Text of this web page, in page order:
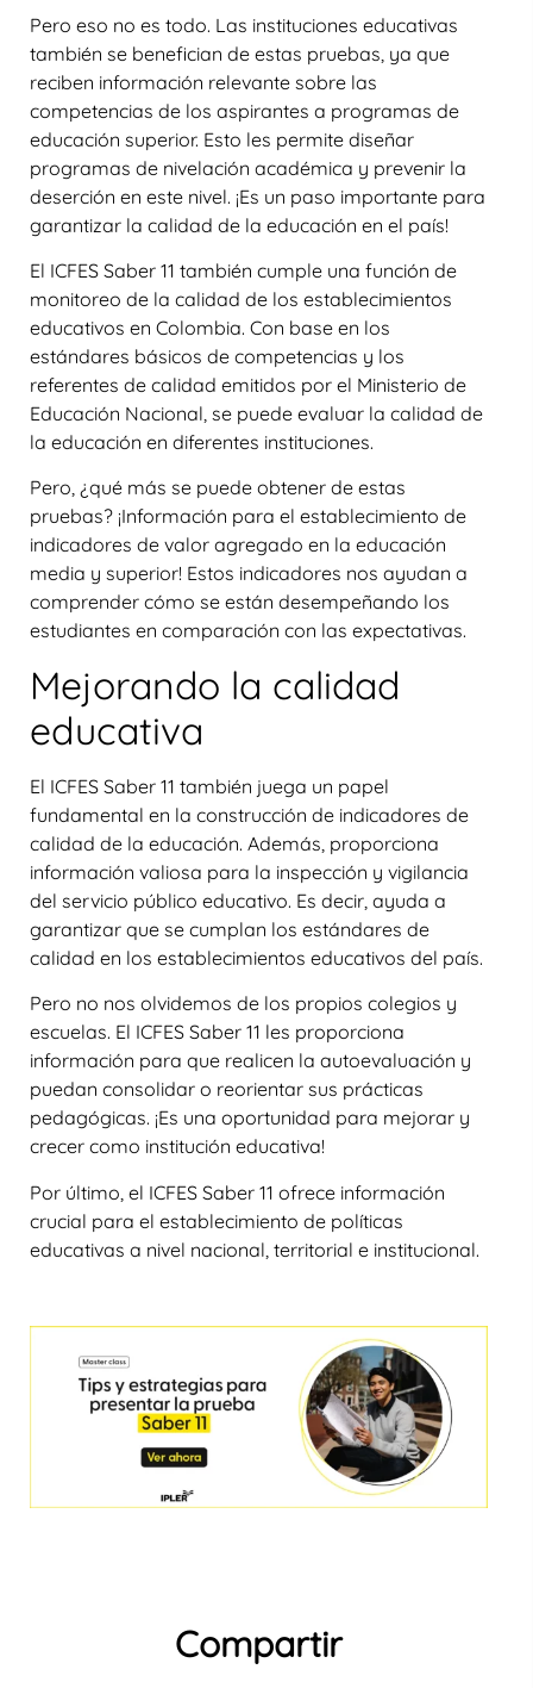
Pero eso no es todo. Las instituciones educativas
también se benefician de estas pruebas, ya que
reciben información relevante sobre las
competencias de los aspirantes a programas de
educación superior. Esto les permite diseñar
programas de nivelación académica y prevenir la
deserción en este nivel. ¡Es un paso importante para
garantizar la calidad de la educación en el país!
El ICFES Saber 11 también cumple una función de
monitoreo de la calidad de los establecimientos
educativos en Colombia. Con base en los
estándares básicos de competencias y los
referentes de calidad emitidos por el Ministerio de
Educación Nacional, se puede evaluar la calidad de
la educación en diferentes instituciones.
Pero, ¿qué más se puede obtener de estas
pruebas? ¡Información para el establecimiento de
indicadores de valor agregado en la educación
media y superior! Estos indicadores nos ayudan a
comprender cómo se están desempeñando los
estudiantes en comparación con las expectativas.
Mejorando la calidad
educativa
El ICFES Saber 11 también juega un papel
fundamental en la construcción de indicadores de
calidad de la educación. Además, proporciona
información valiosa para la inspección y vigilancia
del servicio público educativo. Es decir, ayuda a
garantizar que se cumplan los estándares de
calidad en los establecimientos educativos del país.
Pero no nos olvidemos de los propios colegios y
escuelas. El ICFES Saber 11 les proporciona
información para que realicen la autoevaluación y
puedan consolidar o reorientar sus prácticas
pedagógicas. ¡Es una oportunidad para mejorar y
crecer como institución educativa!
Por último, el ICFES Saber 11 ofrece información
crucial para el establecimiento de políticas
educativas a nivel nacional, territorial e institucional.
Compartir